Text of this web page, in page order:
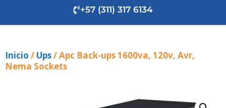
+57 (311) 317 6134
Inicio / Ups/ Apc Back-ups 1600va, 120v, Avr,
Nema Sockets